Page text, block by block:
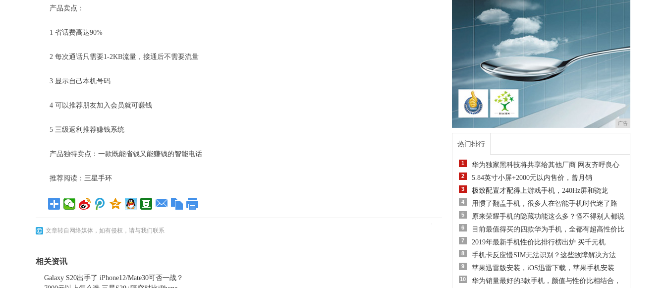
产品卖点：
1 省话费高达90%
2 每次通话只需要1-2KB流量，接通后不需要流量
3 显示自己本机号码
4 可以推荐朋友加入会员就可赚钱
5 三级返利推荐赚钱系统
产品独特卖点：一款既能省钱又能赚钱的智能电话
推荐阅读： 三星手环
文章转自网络媒体，如有侵权，请与我们联系
相关资讯
Galaxy S20出手了 iPhone12/Mate30可否一战？
广告
热门排行
1 华为独家黑科技将共享给其他厂商 网友齐呼良心
2 5.84英寸小屏+2000元以内售价，曾月销
3 极致配置才配得上游戏手机，240Hz屏和骁龙
4 用惯了翻盖手机，很多人在智能手机时代迷了路
5 原来荣耀手机的隐藏功能这么多？怪不得别人都说
6 目前最值得买的四款华为手机，全都有超高性价比
7 2019年最新手机性价比排行榜出炉 买千元机
8 手机卡反应慢SIM无法识别？这些故障解决方法
9 苹果迅雷版安装，iOS迅雷下载，苹果手机安装
10 华为销量最好的3款手机，颜值与性价比相结合，